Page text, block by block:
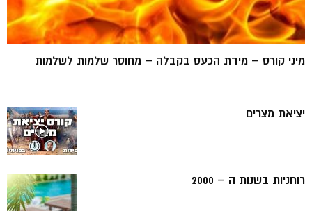
מיני קורס – מידת הכעס בקבלה – מחוסר שלמות לשלמות
יציאת מצרים
רוחניות בשנות ה – 2000